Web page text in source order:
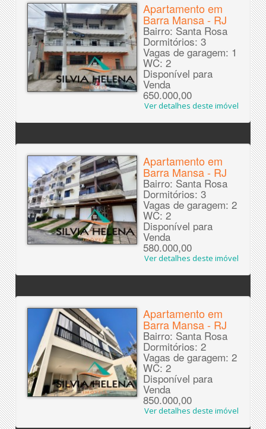
Apartamento em
Barra Mansa - RJ
Bairro: Santa Rosa
Dormitórios: 3
Vagas de garagem: 1
WC: 2
Disponível para
Venda
650.000,00
Ver detalhes deste imóvel
Apartamento em
Barra Mansa - RJ
Bairro: Santa Rosa
Dormitórios: 3
Vagas de garagem: 2
WC: 2
Disponível para
Venda
580.000,00
Ver detalhes deste imóvel
Apartamento em
Barra Mansa - RJ
Bairro: Santa Rosa
Dormitórios: 2
Vagas de garagem: 2
WC: 2
Disponível para
Venda
850.000,00
Ver detalhes deste imóvel